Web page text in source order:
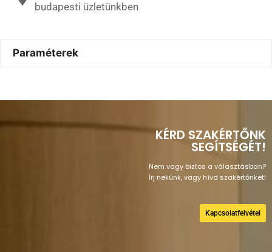
budapesti üzletünkben
Paraméterek
KÉRD SZAKÉRTŐNK
SEGÍTSÉGÉT!
Nem vagy biztos a választásban?
Írj nekünk, vagy hívd szakértőnket!
Kapcsolatfelvétel